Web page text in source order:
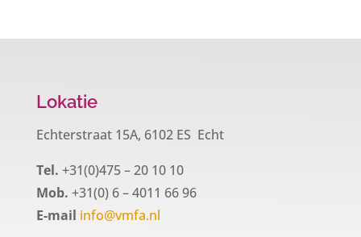
Lokatie
Echterstraat 15A, 6102 ES Echt
Tel. +31(0)475 – 20 10 10
Mob. +31(0) 6 – 4011 66 96
E-mail info@vmfa.nl